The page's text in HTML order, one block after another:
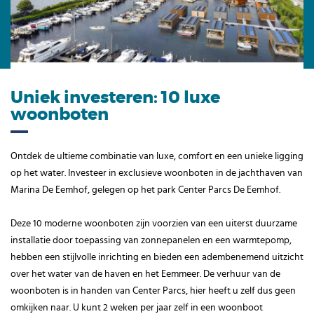
Uniek investeren: 10 luxe
woonboten
Ontdek de ultieme combinatie van luxe, comfort en een unieke ligging
op het water. Investeer in exclusieve woonboten in de jachthaven van
Marina De Eemhof, gelegen op het park Center Parcs De Eemhof.
Deze 10 moderne woonboten zijn voorzien van een uiterst duurzame
installatie door toepassing van zonnepanelen en een warmtepomp,
hebben een stijlvolle inrichting en bieden een adembenemend uitzicht
over het water van de haven en het Eemmeer. De verhuur van de
woonboten is in handen van Center Parcs, hier heeft u zelf dus geen
omkijken naar. U kunt 2 weken per jaar zelf in een woonboot